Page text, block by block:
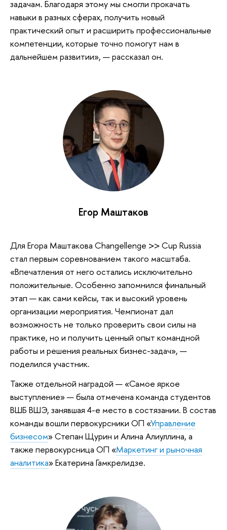
задачам. Благодаря этому мы смогли прокачать
навыки в разных сферах, получить новый
практический опыт и расширить профессиональные
компетенции, которые точно помогут нам в
дальнейшем развитии», — рассказал он.
Егор Маштаков
Для Егора Маштакова Changellenge >> Cup Russia
стал первым соревнованием такого масштаба.
«Впечатления от него остались исключительно
положительные. Особенно запомнился финальный
этап — как сами кейсы, так и высокий уровень
организации мероприятия. Чемпионат дал
возможность не только проверить свои силы на
практике, но и получить ценный опыт командной
работы и решения реальных бизнес-задач», —
поделился участник.
Также отдельной наградой — «Самое яркое
выступление» — была отмечена команда студентов
ВШБ ВШЭ, занявшая 4-е место в состязании. В состав
команды вошли первокурсники ОП «Управление
бизнесом» Степан Щурин и Алина Алиуллина, а
также первокурсница ОП «Маркетинг и рыночная
аналитика» Екатерина Гамкрелидзе.